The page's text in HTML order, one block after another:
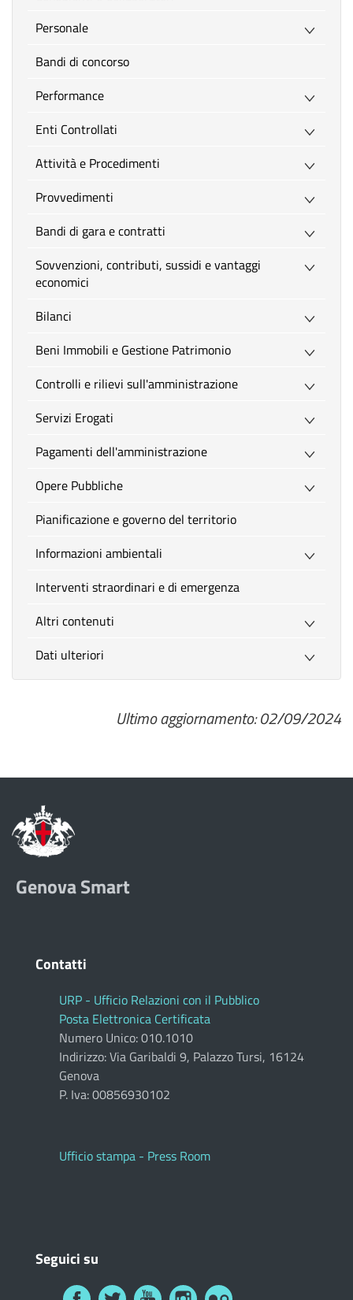
Personale
Bandi di concorso
Performance
Enti Controllati
Attività e Procedimenti
Provvedimenti
Bandi di gara e contratti
Sovvenzioni, contributi, sussidi e vantaggi
economici
Bilanci
Beni Immobili e Gestione Patrimonio
Controlli e rilievi sull'amministrazione
Servizi Erogati
Pagamenti dell'amministrazione
Opere Pubbliche
Pianificazione e governo del territorio
Informazioni ambientali
Interventi straordinari e di emergenza
Altri contenuti
Dati ulteriori
Ultimo aggiornamento: 02/09/2024
Genova Smart
Contatti
URP - Ufficio Relazioni con il Pubblico
Posta Elettronica Certificata
Numero Unico: 010.1010
Indirizzo: Via Garibaldi 9, Palazzo Tursi, 16124
Genova
P. Iva: 00856930102
Ufficio stampa - Press Room
Seguici su